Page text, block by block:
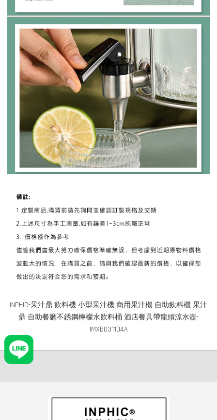
INPHIC-果汁鼎 飲料機 小型果汁機 商用果汁機 自助飲料機 果汁
鼎 自助餐廳不銹鋼檸檬水飲料桶 酒店餐具帶龍頭涼水壺-
IMXB031104A